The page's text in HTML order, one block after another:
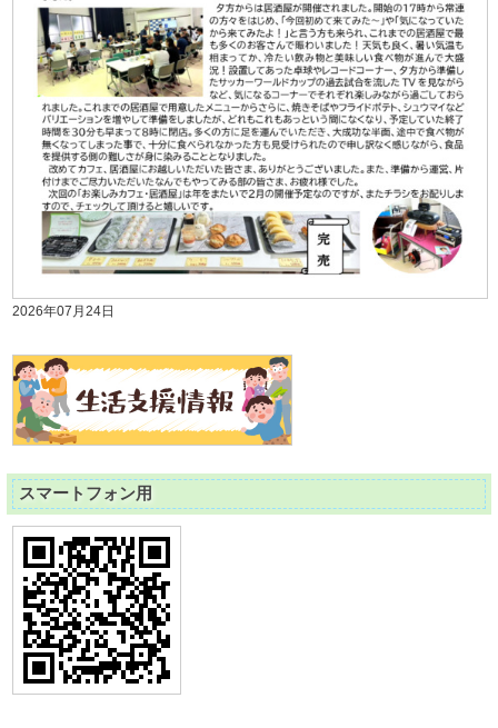
2026年07月24日
スマートフォン用